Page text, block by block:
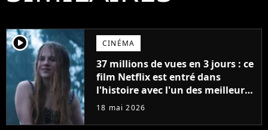
player2 CINÉMA
37 millions de vues en 3 jours : ce
film Netflix est entré dans
l'histoire avec l'un des meilleurs
lancements de tous les temps
18 mai 2026